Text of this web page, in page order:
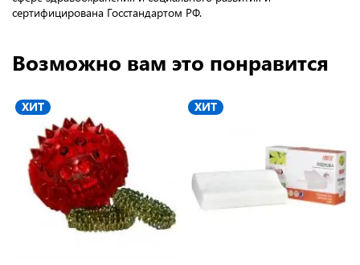
сертифицирована Госстандартом РФ.
Возможно вам это понравится
ХИТ ХИТ